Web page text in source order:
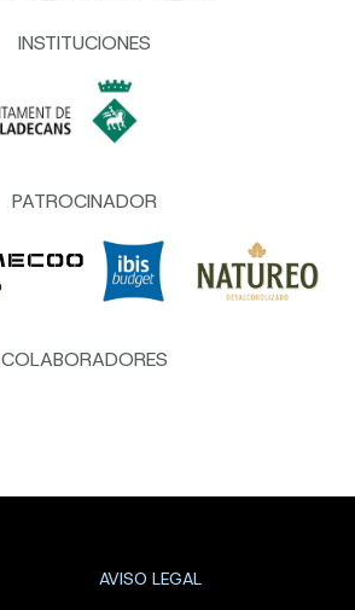
INSTITUCIONES
PATROCINADOR
COLABORADORES
AVISO LEGAL